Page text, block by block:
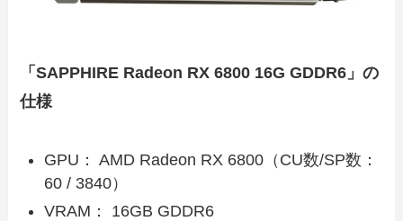
「SAPPHIRE Radeon RX 6800 16G GDDR6」の
仕様
GPU： AMD Radeon RX 6800（CU数/SP数：
60 / 3840）
VRAM： 16GB GDDR6